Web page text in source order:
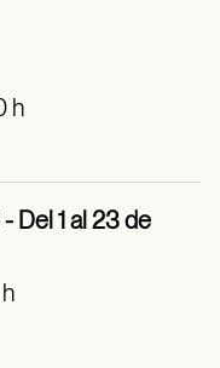
h
Del 1 al 23 de